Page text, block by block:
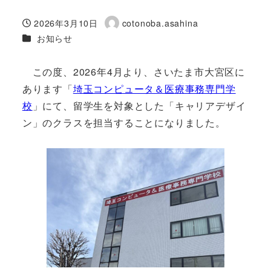
投稿日
2026年3月10日
著
cotonoba.asahina
カテゴリー
お知らせ
この度、2026年4月より、さいたま市大宮区に
あります「埼玉コンピュータ＆医療事務専門学
校 」にて、留学生を対象とした「キャリアデザイ
ン」のクラスを担当することになりました。